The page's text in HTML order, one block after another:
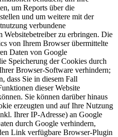
um Reports über die
und um weitere mit der
verbundene
Websitebetreiber zu erbringen. Die
von Ihrem Browser übermittelte
Daten von Google
Speicherung der Cookies durch
Browser-Software verhindern;
dass Sie in diesem Fall
dieser Website
Sie können darüber hinaus
erzeugten und auf Ihre Nutzung
Ihrer IP-Adresse) an Google
durch Google verhindern,
Link verfügbare Browser-Plugin